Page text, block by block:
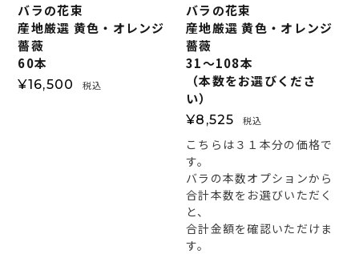
バラの花束
産地厳選 黄色・オレンジ
薔薇
60本
¥16,500 税込
バラの花束
産地厳選 黄色・オレンジ
薔薇
31～108本
（本数をお選びくださ
い）
¥8,525 税込
こちらは３１本分の価格で
す。
バラの本数オプションから
合計本数をお選びいただく
と、
合計金額を確認いただけま
す。